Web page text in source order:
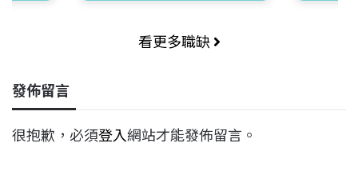
看更多職缺
發佈留言
很抱歉，必須登入網站才能發佈留言。